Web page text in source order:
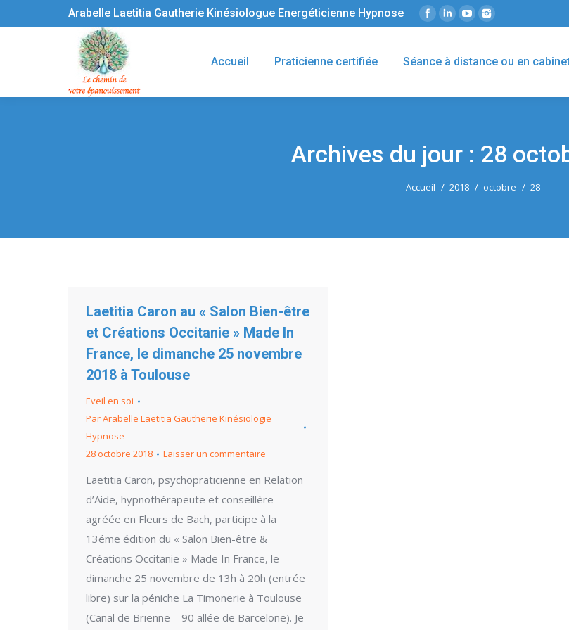
Arabelle Laetitia Gautherie Kinésiologue Energéticienne Hypnose
Accueil Praticienne certifiée Séance à distance ou en
Archives du jour : 28
Accueil 2018 octobre 28
Laetitia Caron au « Salon Bien-être
et Créations Occitanie » Made In
France, le dimanche 25 novembre
2018 à Toulouse
Eveil en soi
ParArabelle Laetitia Gautherie Kinésiologie
Hypnose
28 octobre 2018
Laisser un commentaire
Laetitia Caron, psychopraticienne en Relation
d’Aide, hypnothérapeute et conseillère
agréée en Fleurs de Bach, participe à la
13éme édition du « Salon Bien-être &
Créations Occitanie » Made In France, le
dimanche 25 novembre de 13h à 20h (entrée
libre) sur la péniche La Timonerie à Toulouse
(Canal de Brienne – 90 allée de Barcelone). Je